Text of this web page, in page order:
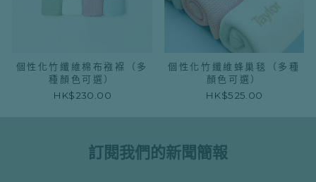
個性化竹纖維棉布襁褓（多
種顏色可選）
HK$230.00
個性化竹纖維蜂巢毯（多種
顏色可選）
HK$525.00
訂閱我們的新聞簡報